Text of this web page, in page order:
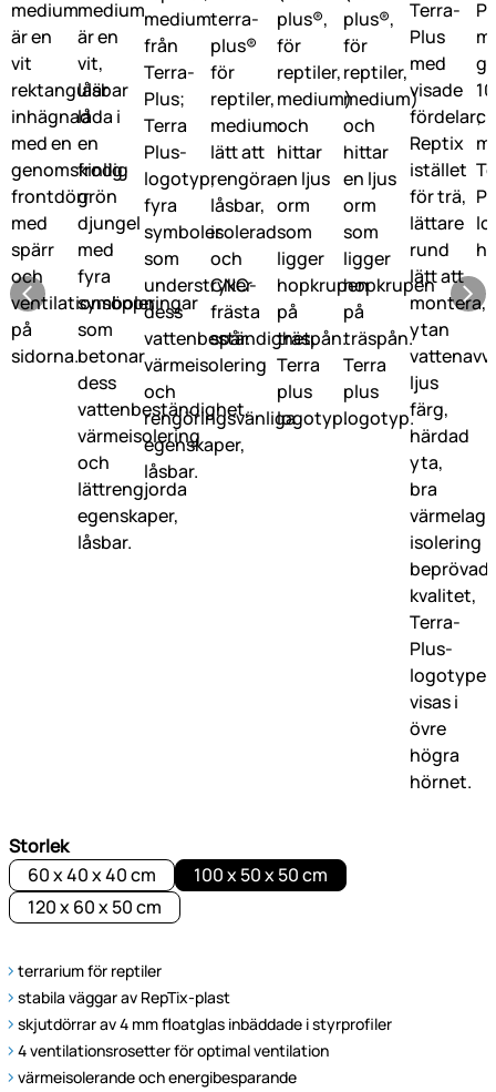
Storlek
60 x 40 x 40 cm
100 x 50 x 50 cm
120 x 60 x 50 cm
terrarium för reptiler
stabila väggar av RepTix-plast
skjutdörrar av 4 mm floatglas inbäddade i styrprofiler
4 ventilationsrosetter för optimal ventilation
värmeisolerande och energibesparande